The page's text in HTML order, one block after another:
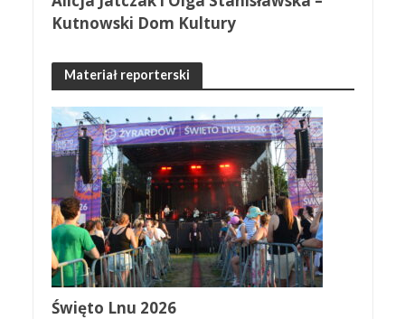
Kutnowski Dom Kultury
Materiał reporterski
Święto Lnu 2026